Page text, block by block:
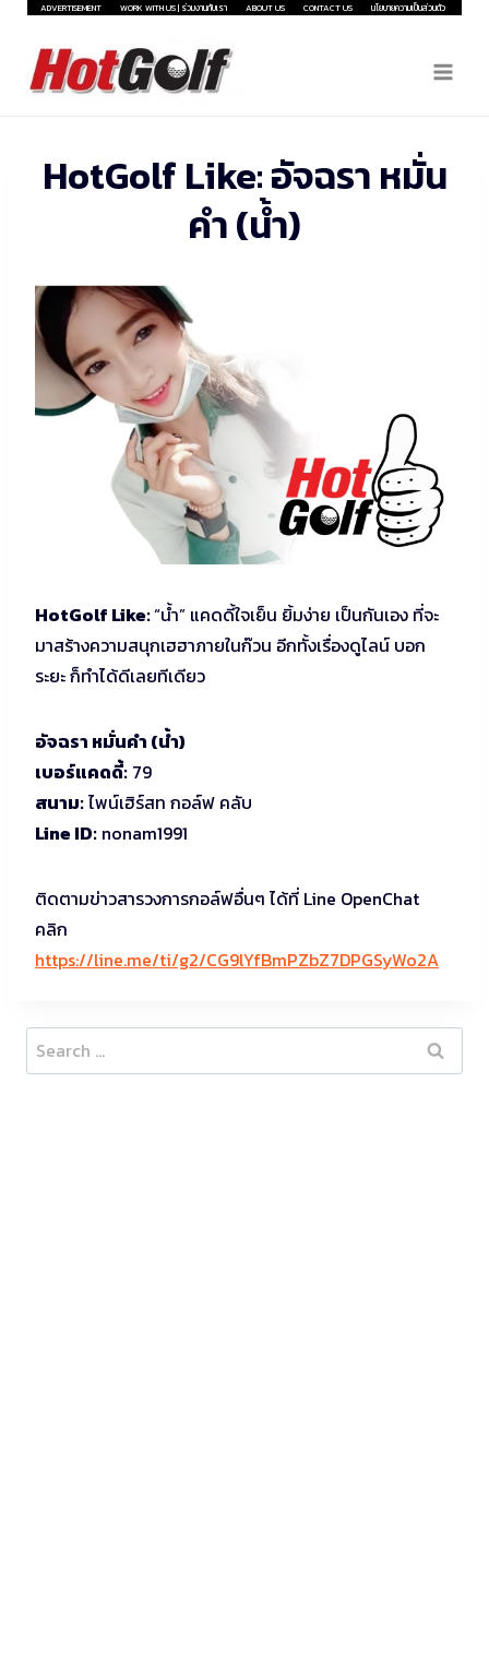
Skip
content
ADVERTISEMENT WORK WITH US | ร่วมงานกับเรา ABOUT US CONTACT US นโยบายความเป็นส่วนตัว
HotGolf Like: อัจฉรา หมั่น
คำ (น้ำ)
HotGolf Like:“น้ำ” แคดดี้ใจเย็น ยิ้มง่าย เป็นกันเอง ที่จะ
มาสร้างความสนุกเฮฮาภายในก๊วน อีกทั้งเรื่องดูไลน์ บอก
ระยะ ก็ทำได้ดีเลยทีเดียว
อัจฉรา หมั่นคำ (น้ำ)
เบอร์แคดดี้: 79
สนาม:ไพน์เฮิร์สท กอล์ฟ คลับ
Line ID: nonam1991
ติดตามข่าวสารวงการกอล์ฟอื่นๆ ได้ที่ Line OpenChat
คลิก
https://line.me/ti/g2/CG9lYfBmPZbZ7DPGSyWo2A
Search
for: